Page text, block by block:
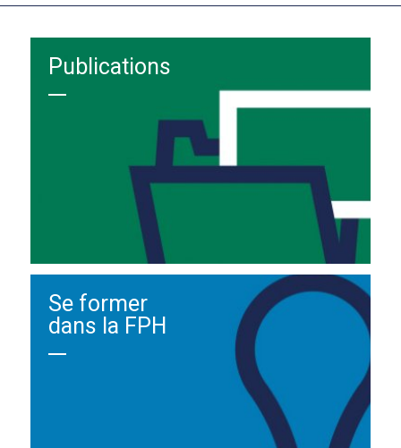
Publications
Se former
dans la FPH